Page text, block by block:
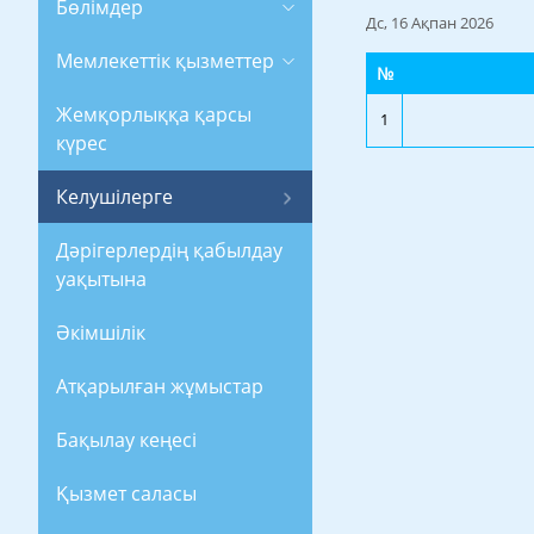
Бөлімдер
Мемлекеттік қызметтер
Жемқорлыққа қарсы
күрес
Келушілерге
Дәрігерлердің қабылдау
уақытына
Әкімшілік
Атқарылған жұмыстар
Бақылау кеңесі
Қызмет саласы
Дс, 16 Ақпан 2026
№
1